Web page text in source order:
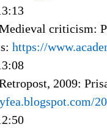
criticism:
https://
2009: